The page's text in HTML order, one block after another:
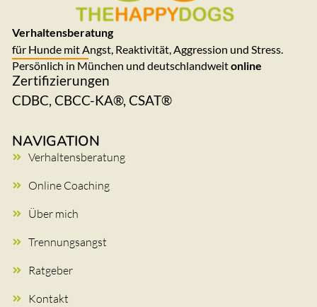
Verhaltensberatung
für Hunde mit Angst, Reaktivität, Aggression und Stress.
Persönlich in München und deutschlandweitonline
Zertifizierungen
CDBC, CBCC-KA®, CSAT®
NAVIGATION
Verhaltensberatung
Online Coaching
Über mich
Trennungsangst
Ratgeber
Kontakt